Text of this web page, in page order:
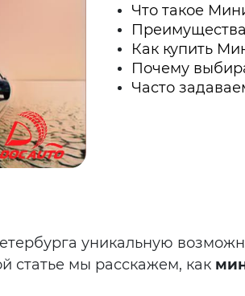
Что такое
Как купить
Почему
Часто
уникальную
статье мы расскажем, как